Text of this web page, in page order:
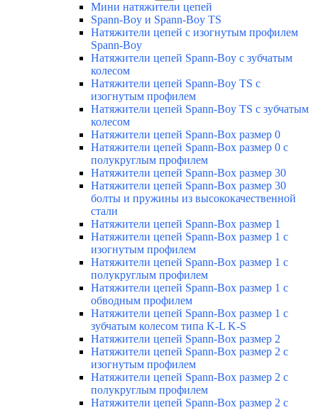
Мини натяжители цепей
Spann-Boy и Spann-Boy TS
Натяжители цепей с изогнутым профилем
Spann-Boy
Натяжители цепей Spann-Boy с зубчатым
колесом
Натяжители цепей Spann-Boy TS с
изогнутым профилем
Натяжители цепей Spann-Boy TS с зубчатым
колесом
Натяжители цепей Spann-Box размер 0
Натяжители цепей Spann-Box размер 0 с
полукруглым профилем
Натяжители цепей Spann-Box размер 30
Натяжители цепей Spann-Box размер 30
болты и пружины из высококачественной
стали
Натяжители цепей Spann-Box размер 1
Натяжители цепей Spann-Box размер 1 с
изогнутым профилем
Натяжители цепей Spann-Box размер 1 с
полукруглым профилем
Натяжители цепей Spann-Box размер 1 с
обводным профилем
Натяжители цепей Spann-Box размер 1 с
зубчатым колесом типа K-L K-S
Натяжители цепей Spann-Box размер 2
Натяжители цепей Spann-Box размер 2 с
изогнутым профилем
Натяжители цепей Spann-Box размер 2 с
полукруглым профилем
Натяжители цепей Spann-Box размер 2 с